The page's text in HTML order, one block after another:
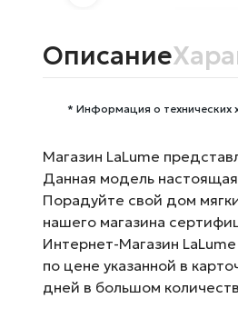
Описание
* Информация о технических
Магазин LaLume
Данная модель
Порадуйте свой дом
нашего магазина
Интернет-Магазин
по цене указанной в
дней в большом